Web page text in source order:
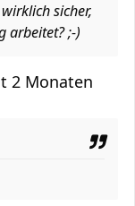
sicher,
arbeitet? ;-)
2 Monaten